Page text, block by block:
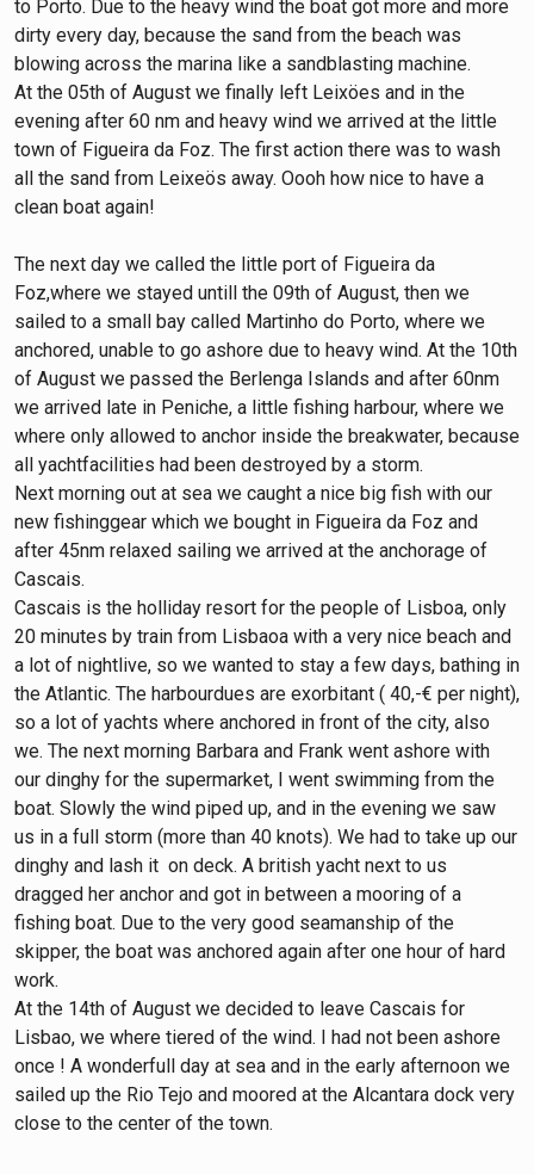
to Porto. Due to the heavy wind the boat got more and more
dirty every day, because the sand from the beach was
blowing across the marina like a sandblasting machine.
At the 05th of August we finally left Leixöes and in the
evening after 60 nm and heavy wind we arrived at the little
town of Figueira da Foz. The first action there was to wash
all the sand from Leixeös away. Oooh how nice to have a
clean boat again!
The next day we called the little port of Figueira da
Foz,where we stayed untill the 09th of August, then we
sailed to a small bay called Martinho do Porto, where we
anchored, unable to go ashore due to heavy wind. At the 10th
of August we passed the Berlenga Islands and after 60nm
we arrived late in Peniche, a little fishing harbour, where we
where only allowed to anchor inside the breakwater, because
all yachtfacilities had been destroyed by a storm.
Next morning out at sea we caught a nice big fish with our
new fishinggear which we bought in Figueira da Foz and
after 45nm relaxed sailing we arrived at the anchorage of
Cascais.
Cascais is the holliday resort for the people of Lisboa, only
20 minutes by train from Lisbaoa with a very nice beach and
a lot of nightlive, so we wanted to stay a few days, bathing in
the Atlantic. The harbourdues are exorbitant ( 40,-€ per night),
so a lot of yachts where anchored in front of the city, also
we. The next morning Barbara and Frank went ashore with
our dinghy for the supermarket, I went swimming from the
boat. Slowly the wind piped up, and in the evening we saw
us in a full storm (more than 40 knots). We had to take up our
dinghy and lash it on deck. A british yacht next to us
dragged her anchor and got in between a mooring of a
fishing boat. Due to the very good seamanship of the
skipper, the boat was anchored again after one hour of hard
work.
At the 14th of August we decided to leave Cascais for
Lisbao, we where tiered of the wind. I had not been ashore
once ! A wonderfull day at sea and in the early afternoon we
sailed up the Rio Tejo and moored at the Alcantara dock very
close to the center of the town.